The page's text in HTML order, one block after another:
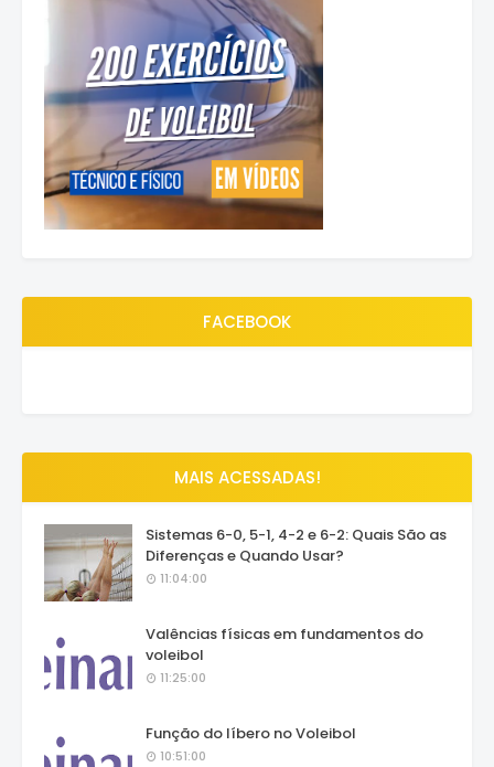
FACEBOOK
MAIS ACESSADAS!
Sistemas 6-0, 5-1, 4-2 e 6-2: Quais São as
Diferenças e Quando Usar?
11:04:00
Valências físicas em fundamentos do
voleibol
11:25:00
Função do líbero no Voleibol
10:51:00